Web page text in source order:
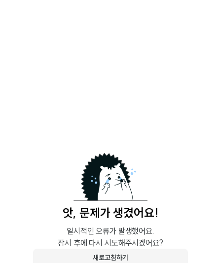
앗, 문제가 생겼어요!
일시적인 오류가 발생했어요.
잠시 후에 다시 시도해주시겠어요?
새로고침하기